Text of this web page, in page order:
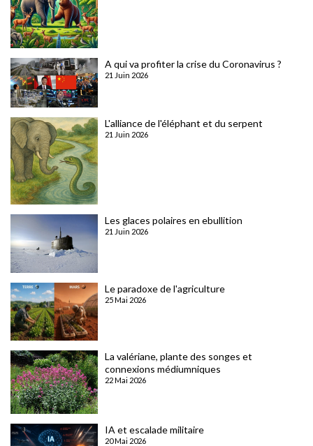
A qui va profiter la crise du Coronavirus ?
21 Juin 2026
L'alliance de l'éléphant et du serpent
21 Juin 2026
Les glaces polaires en ebullition
21 Juin 2026
Le paradoxe de l'agriculture
25 Mai 2026
La valériane, plante des songes et
connexions médiumniques
22 Mai 2026
IA et escalade militaire
20 Mai 2026